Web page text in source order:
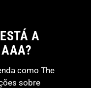
A
como The
sobre